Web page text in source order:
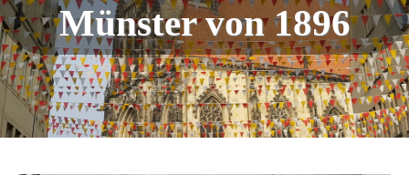
Münster von 1896